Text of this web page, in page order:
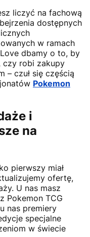
liczyć na fachową
dostępnych
w ramach
dbamy o to, by
czy robi zakupy
– czuł się częścią
Pokemon
i
na
pierwszy miał
ofertę,
U nas masz
Pokemon TCG
nas premiery
specjalne
w świecie